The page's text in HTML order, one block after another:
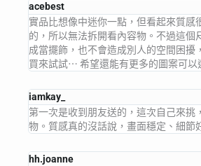
acebest
實品比想像中迷你一點，但看起來質感
的，所以無法拆開看內容物。不過這個
成當擺飾，也不會造成別人的空間困擾
買來試試⋯ 希望還能有更多的圖案可以
iamkay_
第一次是收到朋友送的，這次自己來挑
物。質感真的沒話說，畫面穩定、細節
hh.joanne